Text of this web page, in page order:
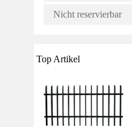
Nicht reservierbar
Top Artikel